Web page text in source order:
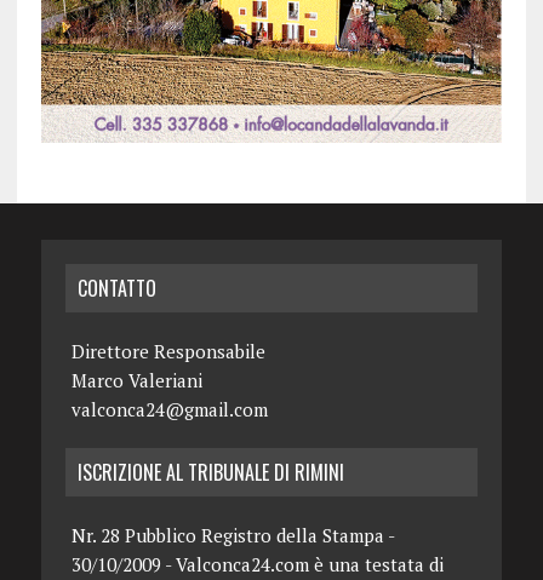
CONTATTO
Direttore Responsabile
Marco Valeriani
valconca24@gmail.com
ISCRIZIONE AL TRIBUNALE DI RIMINI
Nr. 28 Pubblico Registro della Stampa -
30/10/2009 - Valconca24.com è una testata di